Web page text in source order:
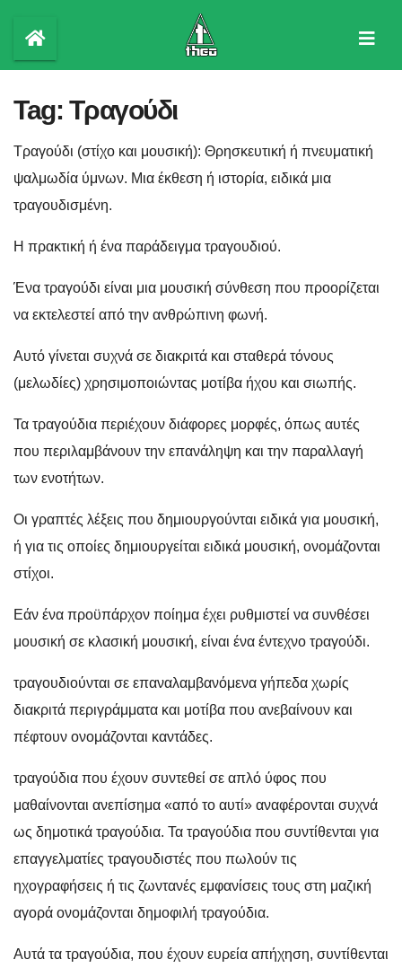
content
Tag: Τραγούδι
Τραγούδι (στίχο και μουσική): Θρησκευτική ή πνευματική
ψαλμωδία ύμνων. Μια έκθεση ή ιστορία, ειδικά μια
τραγουδισμένη.
Η πρακτική ή ένα παράδειγμα τραγουδιού.
Ένα τραγούδι είναι μια μουσική σύνθεση που προορίζεται
να εκτελεστεί από την ανθρώπινη φωνή.
Αυτό γίνεται συχνά σε διακριτά και σταθερά τόνους
(μελωδίες) χρησιμοποιώντας μοτίβα ήχου και σιωπής.
Τα τραγούδια περιέχουν διάφορες μορφές, όπως αυτές
που περιλαμβάνουν την επανάληψη και την παραλλαγή
των ενοτήτων.
Οι γραπτές λέξεις που δημιουργούνται ειδικά για μουσική,
ή για τις οποίες δημιουργείται ειδικά μουσική, ονομάζονται
στίχοι.
Εάν ένα προϋπάρχον ποίημα έχει ρυθμιστεί να συνθέσει
μουσική σε κλασική μουσική, είναι ένα έντεχνο τραγούδι.
τραγουδιούνται σε επαναλαμβανόμενα γήπεδα χωρίς
διακριτά περιγράμματα και μοτίβα που ανεβαίνουν και
πέφτουν ονομάζονται καντάδες.
τραγούδια που έχουν συντεθεί σε απλό ύφος που
μαθαίνονται ανεπίσημα «από το αυτί» αναφέρονται συχνά
ως δημοτικά τραγούδια. Τα τραγούδια που συντίθενται για
επαγγελματίες τραγουδιστές που πωλούν τις
ηχογραφήσεις ή τις ζωντανές εμφανίσεις τους στη μαζική
αγορά ονομάζονται δημοφιλή τραγούδια.
Αυτά τα τραγούδια, που έχουν ευρεία απήχηση, συντίθενται